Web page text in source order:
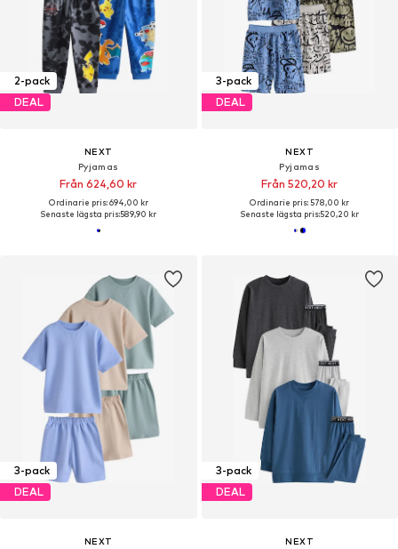
2-pack
DEAL
NEXT
Pyjamas
Från 624,60 kr
Ordinarie pris: 694,00 kr
Senaste lägsta pris:589,90 kr
3-pack
DEAL
NEXT
Pyjamas
Från 520,20 kr
Ordinarie pris: 578,00 kr
Senaste lägsta pris:520,20 kr
3-pack
DEAL
NEXT
3-pack
DEAL
NEXT